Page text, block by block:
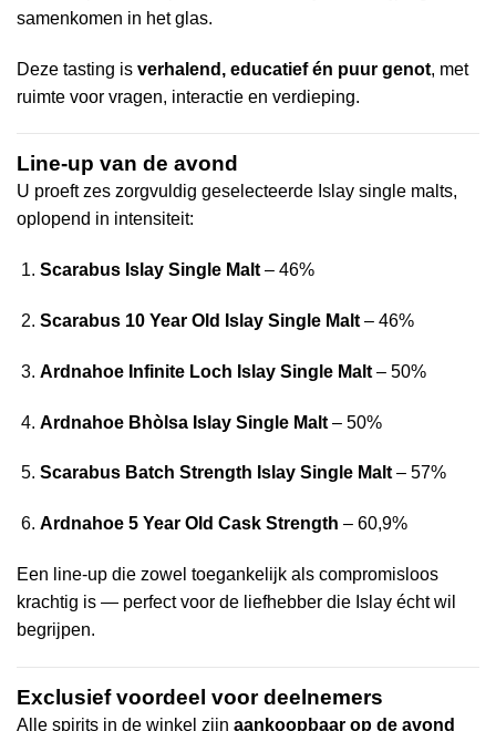
samenkomen in het glas.
Deze tasting is verhalend, educatief én puur genot, met
ruimte voor vragen, interactie en verdieping.
Line-up van de avond
U proeft zes zorgvuldig geselecteerde Islay single malts,
oplopend in intensiteit:
Scarabus Islay Single Malt– 46%
Scarabus 10 Year Old Islay Single Malt– 46%
Ardnahoe Infinite Loch Islay Single Malt– 50%
Ardnahoe Bhòlsa Islay Single Malt– 50%
Scarabus Batch Strength Islay Single Malt– 57%
Ardnahoe 5 Year Old Cask Strength – 60,9%
Een line-up die zowel toegankelijk als compromisloos
krachtig is — perfect voor de liefhebber die Islay écht wil
begrijpen.
Exclusief voordeel voor deelnemers
Alle spirits in de winkel zijn aankoopbaar op de avond